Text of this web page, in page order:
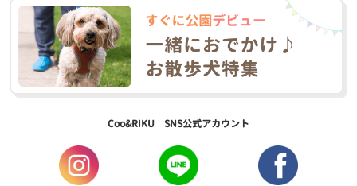
Coo&RIKU SNS公式アカウント